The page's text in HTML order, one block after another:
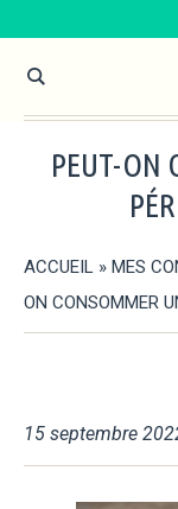
PEUT-ON
ACCUEIL » MES
ON CONSOMMER
15 septembre